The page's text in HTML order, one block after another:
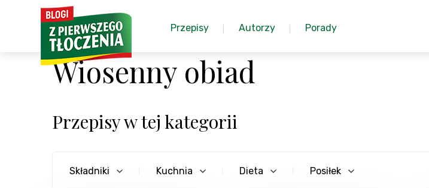
Przepisy Autorzy Porady
Wiosenny obiad
Przepisy w tej kategorii
Składniki Kuchnia Dieta Posiłek